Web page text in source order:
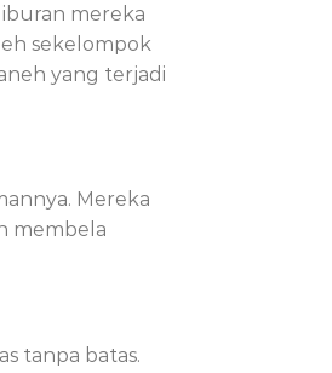
mereka
sekelompok
yang terjadi
Mereka
membela
tanpa batas.